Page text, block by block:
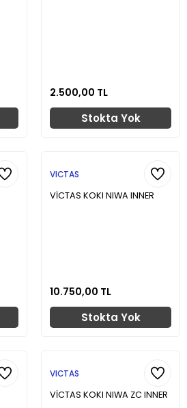
2.500,00 TL
Stokta Yok
VICTAS
VİCTAS KOKI NIWA INNER
10.750,00 TL
Stokta Yok
VICTAS
VİCTAS KOKI NIWA ZC INNER